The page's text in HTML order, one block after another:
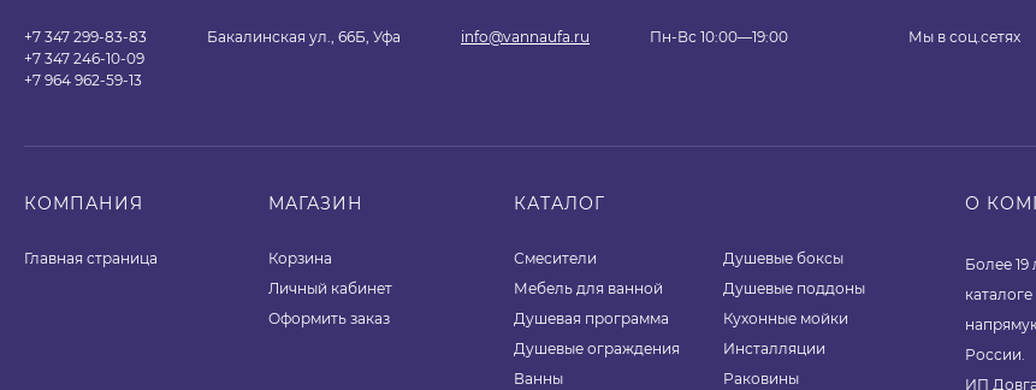
+7 347 299-83-83
+7 347 246-10-09
+7 964 962-59-13
Бакалинская ул., 66Б, Уфа info@vannaufa.ru Пн-Вс 10:00—19:00 Мы в соц.сетях
КОМПАНИЯ
Главная страница
МАГАЗИН
Корзина
Личный кабинет
Оформить заказ
КАТАЛОГ
Смесители
Мебель для ванной
Душевая программа
Душевые ограждения
Ванны
Душевые боксы
Душевые поддоны
Кухонные мойки
Инсталляции
Раковины
О
Более
России.
ИП